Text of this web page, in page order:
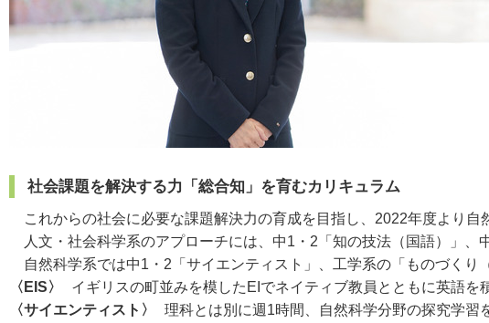
社会課題を解決する力「総合知」を育むカリキュラム
これからの社会に必要な課題解決力の育成を目指し、2022年度より自
人文・社会科学系のアプローチには、中1・2「知の技法（国語）」、
自然科学系では中1・2「サイエンティスト」、工学系の「ものづくり
〈EIS〉
イギリスの町並みを模したEIでネイティブ教員とともに英語を
〈サイエンティスト〉
理科とは別に週1時間、自然科学分野の探究学習